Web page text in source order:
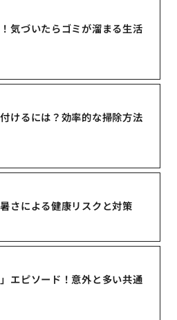
気づいたらゴミが溜まる生活
けるには？効率的な掃除方法
さによる健康リスクと対策
エピソード！意外と多い共通